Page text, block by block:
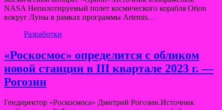
NASA Непилотируемый полет космического корабля Orion
вокруг Луны в рамках программы Artemis…
Разработки
«Роскосмос» определится с обликом
новой станции в III квартале 2023 г. —
Рогозин
Гендиректор «Роскосмоса» Дмитрий Рогозин.Источник